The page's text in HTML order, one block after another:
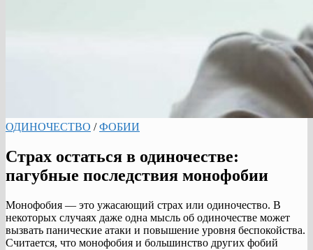
ОДИНОЧЕСТВО /ФОБИИ
Страх остаться в одиночестве:
пагубные последствия монофобии
Монофобия — это ужасающий страх или одиночество. В
некоторых случаях даже одна мысль об одиночестве может
вызвать панические атаки и повышение уровня беспокойства.
Считается, что монофобия и большинство других фобий